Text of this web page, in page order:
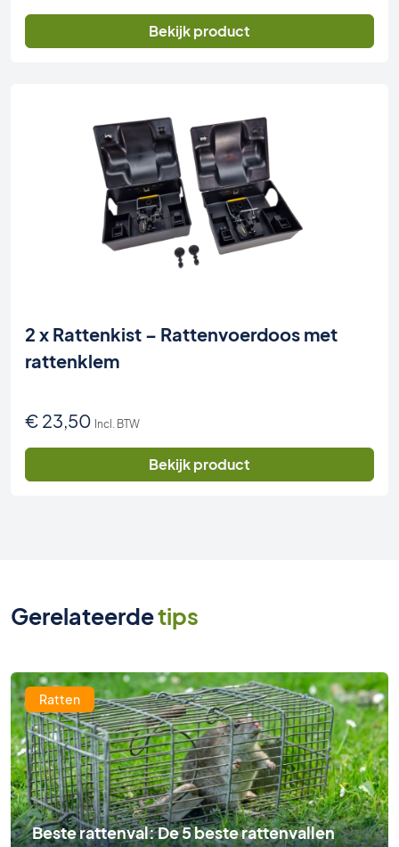
€ 40,50.
is:
€ 34,45.
Bekijk product
2 x Rattenkist – Rattenvoerdoos met
rattenklem
€ 23,50 Incl. BTW
Bekijk product
Gerelateerdetips
Ratten
Beste rattenval: De 5 beste rattenvallen